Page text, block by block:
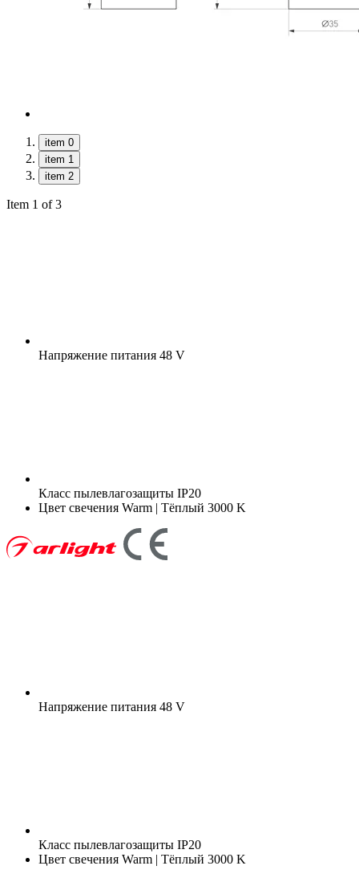
item 0
item 1
item 2
Item 1 of 3
Напряжение питания 48 V
Класс пылевлагозащиты IP20
Цвет свечения Warm | Тёплый 3000 K
Напряжение питания 48 V
Класс пылевлагозащиты IP20
Цвет свечения Warm | Тёплый 3000 K